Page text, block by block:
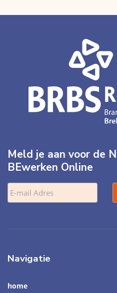
Meld je aan voor de
BEwerken Online
Navigatie
home